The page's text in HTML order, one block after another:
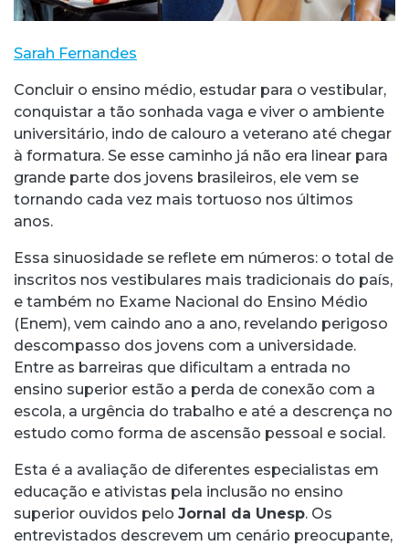
Sarah Fernandes
Concluir o ensino médio, estudar para o vestibular,
conquistar a tão sonhada vaga e viver o ambiente
universitário, indo de calouro a veterano até chegar
à formatura. Se esse caminho já não era linear para
grande parte dos jovens brasileiros, ele vem se
tornando cada vez mais tortuoso nos últimos
anos.
Essa sinuosidade se reflete em números: o total de
inscritos nos vestibulares mais tradicionais do país,
e também no Exame Nacional do Ensino Médio
(Enem), vem caindo ano a ano, revelando perigoso
descompasso dos jovens com a universidade.
Entre as barreiras que dificultam a entrada no
ensino superior estão a perda de conexão com a
escola, a urgência do trabalho e até a descrença no
estudo como forma de ascensão pessoal e social.
Esta é a avaliação de diferentes especialistas em
educação e ativistas pela inclusão no ensino
superior ouvidos pelo Jornal da Unesp. Os
entrevistados descrevem um cenário preocupante,